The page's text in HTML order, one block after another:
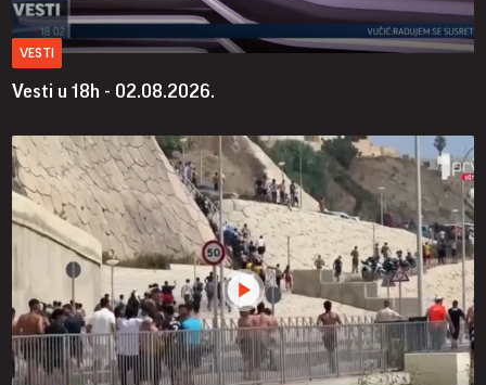
VESTI
Vesti u 18h - 02.08.2026.